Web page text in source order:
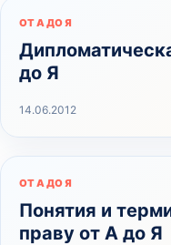
ОТ А ДО Я
до Я
14.06.2012
ОТ А ДО Я
Понятия и
праву от А до Я